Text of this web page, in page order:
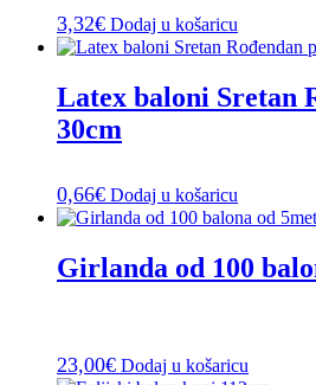
3,32€ Dodaj u košaricu
Latex baloni Sretan
30cm
0,66€ Dodaj u košaricu
Girlanda od 100
23,00€ Dodaj u košaricu